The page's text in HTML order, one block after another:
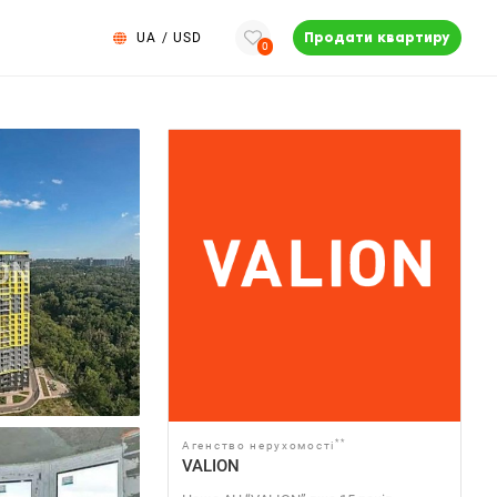
UA / USD
0
Продати квартиру
Агенство нерухомості **
VALION